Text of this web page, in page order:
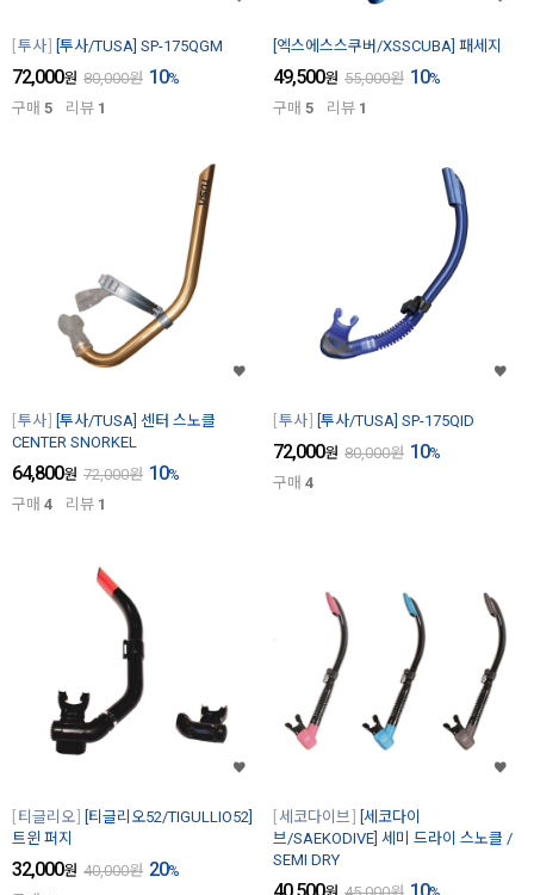
투사 [투사/TUSA] SP-175QGM
72,000원 80,000원 10%
구매 5 리뷰 1
[엑스에스스쿠버/XSSCUBA] 패세지
49,500원 55,000원 10%
구매 5 리뷰 1
투사
[투사/TUSA] 센터 스노클
CENTER SNORKEL
64,800원 72,000원 10%
구매 4 리뷰 1
투사 [투사/TUSA] SP-175QID
72,000원 80,000원 10%
구매 4
티글리오
[티글리오52/TIGULLIO52]
트윈 퍼지
32,000원 40,000원 20%
세코다이브
[세코다이
브/SAEKODIVE] 세미 드라이 스노클 /
SEMI DRY